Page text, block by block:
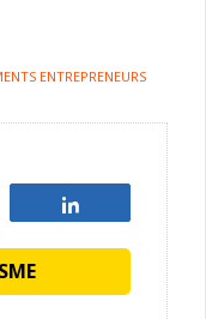
ENTREPRENEURS